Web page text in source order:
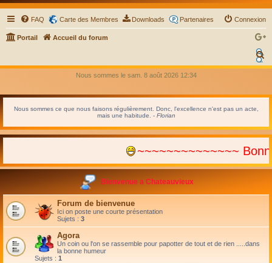
FAQ Carte des Membres Downloads Partenaires Connexion
Portail Accueil du forum
ad
uir
ru
e
h
r
h
e
Nous sommes le sam. 8 août 2026 12:34
Nous sommes ce que nous faisons régulièrement. Donc, l'excellence n'est pas un acte,
mais une habitude. - Florian
~~~~~~~~~~~~~~ Bonne
Bienvenue a Chateauvieux
Forum de bienvenue
Ici on poste une courte présentation
Sujets : 3
Agora
Un coin ou l'on se rassemble pour papotter de tout et de rien .....dans
la bonne humeur
Sujets : 1